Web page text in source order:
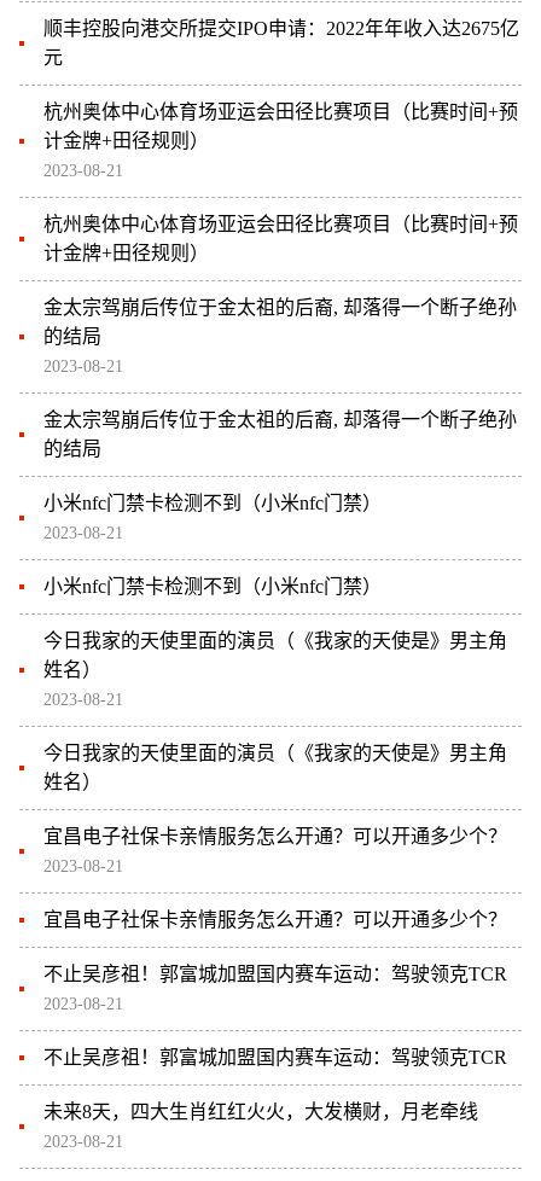
顺丰控股向港交所提交IPO申请：2022年年收入达2675亿
元
杭州奥体中心体育场亚运会田径比赛项目（比赛时间+预
计金牌+田径规则）
2023-08-21
杭州奥体中心体育场亚运会田径比赛项目（比赛时间+预
计金牌+田径规则）
金太宗驾崩后传位于金太祖的后裔, 却落得一个断子绝孙
的结局
2023-08-21
金太宗驾崩后传位于金太祖的后裔, 却落得一个断子绝孙
的结局
小米nfc门禁卡检测不到（小米nfc门禁）
2023-08-21
小米nfc门禁卡检测不到（小米nfc门禁）
今日我家的天使里面的演员（《我家的天使是》男主角
姓名）
2023-08-21
今日我家的天使里面的演员（《我家的天使是》男主角
姓名）
宜昌电子社保卡亲情服务怎么开通？可以开通多少个？
2023-08-21
宜昌电子社保卡亲情服务怎么开通？可以开通多少个？
不止吴彦祖！郭富城加盟国内赛车运动：驾驶领克TCR
2023-08-21
不止吴彦祖！郭富城加盟国内赛车运动：驾驶领克TCR
未来8天，四大生肖红红火火，大发横财，月老牵线
2023-08-21